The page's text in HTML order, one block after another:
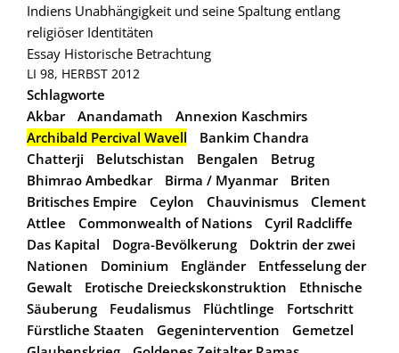
Indiens Unabhängigkeit und seine Spaltung entlang
religiöser Identitäten
Essay Historische Betrachtung
LI 98, HERBST 2012
Schlagworte
Akbar
Anandamath
Annexion Kaschmirs
Archibald Percival Wavell
Bankim Chandra
Chatterji
Belutschistan Bengalen
Betrug
Bhimrao Ambedkar
Birma / Myanmar
Briten
Britisches Empire
Ceylon Chauvinismus
Clement
Attlee
Commonwealth of Nations
Cyril Radcliffe
Das Kapital
Dogra-Bevölkerung
Doktrin der zwei
Nationen
Dominium Engländer
Entfesselung der
Gewalt
Erotische Dreieckskonstruktion
Ethnische
Säuberung
Feudalismus Flüchtlinge
Fortschritt
Fürstliche Staaten
Gegenintervention
Gemetzel